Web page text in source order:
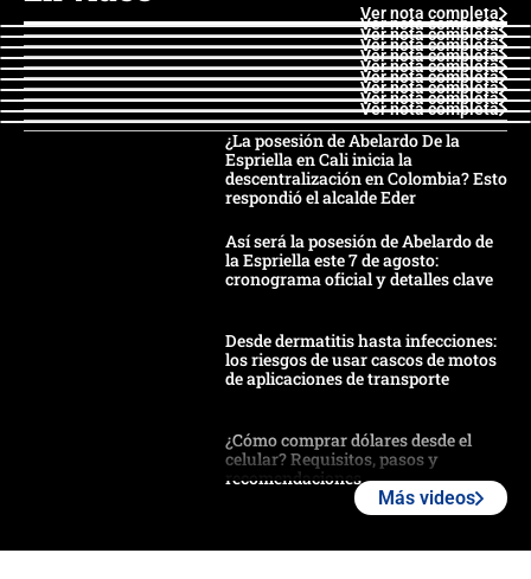
Ver nota completa
Ver nota completa
Ver nota completa
Ver nota completa
Ver nota completa
Ver nota completa
Ver nota completa
Ver nota completa
Ver nota completa
Ver nota completa
¿La posesión de Abelardo De la
Espriella en Cali inicia la
descentralización en Colombia? Esto
respondió el alcalde Eder
Así será la posesión de Abelardo de
la Espriella este 7 de agosto:
cronograma oficial y detalles clave
Desde dermatitis hasta infecciones:
los riesgos de usar cascos de motos
de aplicaciones de transporte
¿Cómo comprar dólares desde el
celular? Requisitos, pasos y
recomendaciones
Más videos